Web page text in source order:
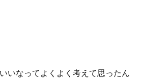
いなってよくよく考えて思ったん